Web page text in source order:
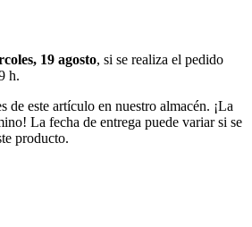
19 agosto, si se realiza el pedido
h.
de este artículo en nuestro almacén. ¡La
La fecha de entrega puede variar si se
producto.